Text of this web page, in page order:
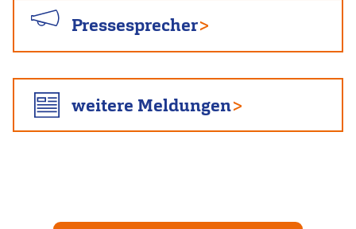
Pressesprecher
weitere Meldungen